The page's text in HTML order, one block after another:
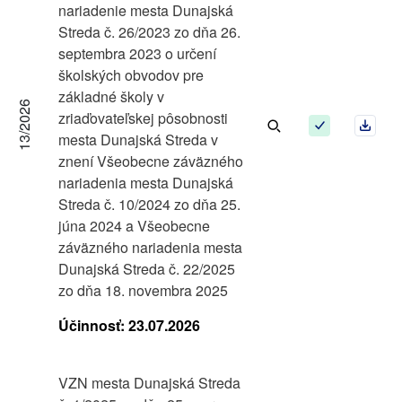
13/2026
nariadenie mesta Dunajská
Streda č. 26/2023 zo dňa 26.
septembra 2023 o určení
školských obvodov pre
základné školy v
zriaďovateľskej pôsobnosti
mesta Dunajská Streda v
znení Všeobecne záväzného
nariadenia mesta Dunajská
Streda č. 10/2024 zo dňa 25.
júna 2024 a Všeobecne
záväzného nariadenia mesta
Dunajská Streda č. 22/2025
zo dňa 18. novembra 2025
Účinnosť: 23.07.2026
VZN mesta Dunajská Streda